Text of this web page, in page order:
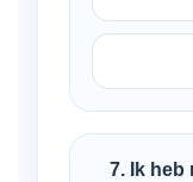
7. Ik heb